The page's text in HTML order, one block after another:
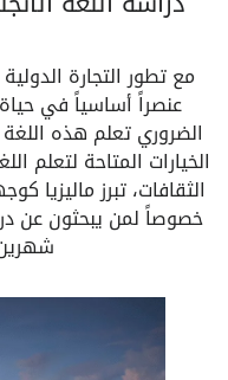
مع تطور التجارة
عنصراً أساسياً في
الضروري تعلم هذه
الخيارات المتاحة لتعلم
الثقافات، تبرز ماليزيا
خصوصاً لمن يبحثون عن